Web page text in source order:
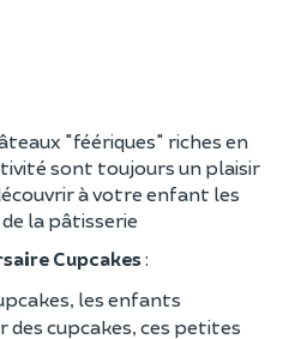
"féériques" riches en
sont toujours un plaisir
à votre enfant les
de la pâtisserie
Cupcakes:
les enfants
cupcakes, ces petites